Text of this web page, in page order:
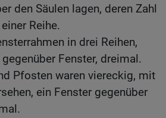
den Säulen lagen, deren Zahl
Reihe.
in drei Reihen,
Fenster, dreimal.
Pfosten waren viereckig, mit
ein Fenster gegenüber